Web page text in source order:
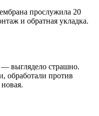
прослужила 20
и обратная укладка.
— выглядело страшно.
обработали против